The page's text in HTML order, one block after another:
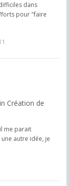
dans
pour "faire
Création de
me parait
autre idée, je